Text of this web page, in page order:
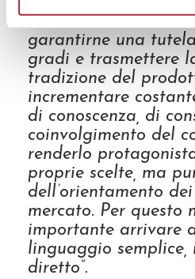
dell’Aceto
garantirne una
gradi e trasmettere
tradizione del
incrementare
di conoscenza, di
coinvolgimento del
renderlo
proprie scelte, ma
dell’orientamento
mercato. Per questo
importante arrivare
linguaggio semplice,
diretto”.